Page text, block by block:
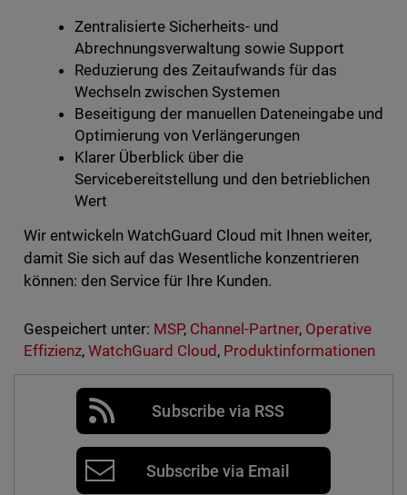
Zentralisierte Sicherheits- und
Abrechnungsverwaltung sowie Support
Reduzierung des Zeitaufwands für das
Wechseln zwischen Systemen
Beseitigung der manuellen Dateneingabe und
Optimierung von Verlängerungen
Klarer Überblick über die
Servicebereitstellung und den betrieblichen
Wert
Wir entwickeln WatchGuard Cloud mit Ihnen weiter,
damit Sie sich auf das Wesentliche konzentrieren
können: den Service für Ihre Kunden.
Gespeichert unter: MSP, Channel-Partner, Operative
Effizienz, WatchGuard Cloud, Produktinformationen
Subscribe via RSS
Subscribe via Email